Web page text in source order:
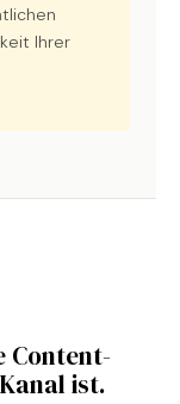
Ihrer
Content-
ist.